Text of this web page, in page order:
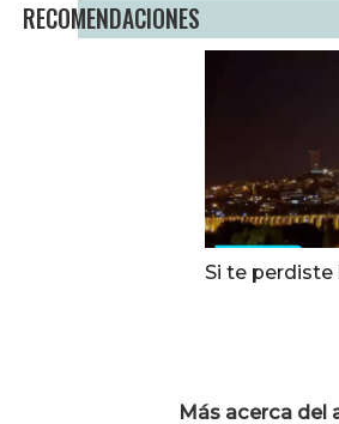
RECOMENDACIONES
Si te perdiste
Más acerca del